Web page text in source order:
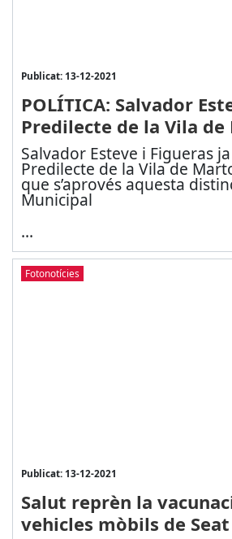
Publicat: 13-12-2021
POLÍTICA: Salvador
Predilecte de la Vila
Salvador Esteve i Figueras
Predilecte de la Vila de
que s’aprovés aquesta
Municipal
...
Fotonotícies
Publicat: 13-12-2021
Salut reprèn la
vehicles mòbils de Seat